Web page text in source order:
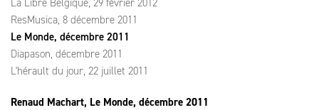
La Libre Belgique, 29 février 2012
ResMusica, 8 décembre 2011
Le Monde, décembre 2011
Diapason, décembre 2011
L'hérault du jour, 22 juillet 2011
Renaud Machart, Le Monde, décembre 2011